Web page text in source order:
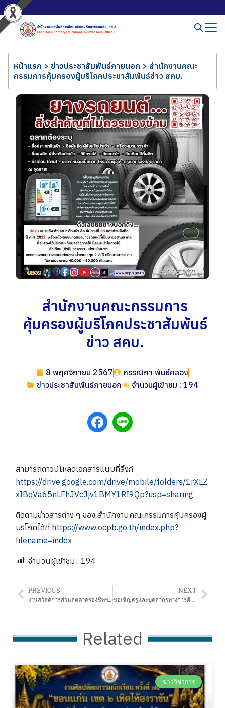
หน้าแรก > ข่าวประชาสัมพันธ์ภายนอก > สำนักงานคณะ
กรรมการคุ้มครองผู้บริโภคประชาสัมพันธ์ข่าว สคบ.
สำนักงานคณะกรรมการ
คุ้มครองผู้บริโภคประชาสัมพันธ์
ข่าว สคบ.
8 พฤศจิกายน 2567
กรรณิกา พันธ์คลอง
ข่าวประชาสัมพันธ์ภายนอก
จำนวนผู้เข้าชม : 194
สามารถดาวน์โหลดเอกสารแนบที่ลิ้งก์
https://drive.google.com/drive/mobile/folders/1rXLZ
xIBqVa65nLFhJVcJjv1BMY1RI9Qp?usp=sharing
ติดตามข่าวสารต่าง ๆ ของ สำนักงานคณะกรรมการคุ้มครองผู้
บริโภคได้ที่ https://www.ocpb.go.th/index.php?
filename=index
จำนวนผู้เข้าชม : 194
PREVIOUS NEXT
ขอเชิญครูและบุคลากรทางการศึกษาเข้ารับการอบรมหลักสูตร “การบริหารการเงินอย่างยั่งยืน” ในรูปแบบ Online ผ่านระบบ Zoom
Related
ข่าววิชาการ